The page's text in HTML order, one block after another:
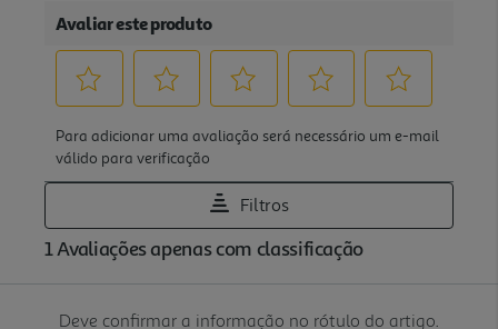
Deve confirmar a informação no rótulo do artigo.